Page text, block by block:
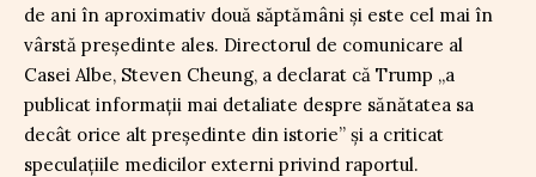
de ani în aproximativ două săptămâni și este cel mai în
vârstă președinte ales. Directorul de comunicare al
Casei Albe, Steven Cheung, a declarat că Trump „a
publicat informații mai detaliate despre sănătatea sa
decât orice alt președinte din istorie” și a criticat
speculațiile medicilor externi privind raportul.